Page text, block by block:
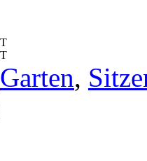
Garten,